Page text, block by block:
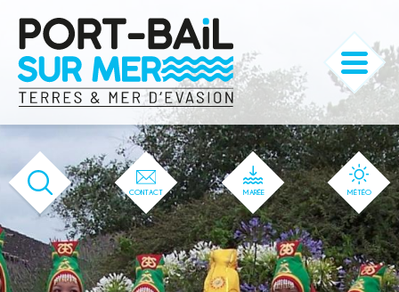
CONTACT MARÉE MÉTÉO